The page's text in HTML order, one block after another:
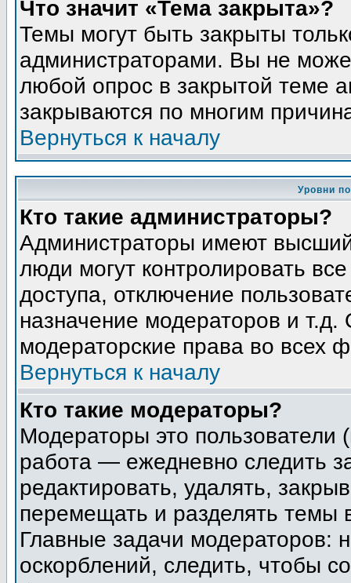
Что значит «Тема закрыта»?
Темы могут быть закрыты
администраторами. Вы не
любой опрос в закрытой теме
закрываются по многим
Вернуться к началу
Уровни
Кто такие администраторы?
Администраторы имеют
люди могут контролировать
доступа, отключение
назначение модераторов и
модераторские права во всех
Вернуться к началу
Кто такие модераторы?
Модераторы это пользователи
работа — ежедневно следить
редактировать, удалять,
перемещать и разделять темы
Главные задачи модераторов:
оскорблений, следить, чтобы